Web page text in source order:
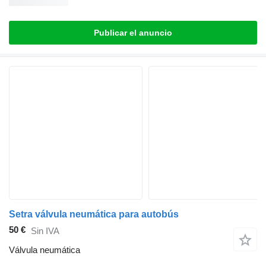
Publicar el anuncio
Setra válvula neumática para autobús
50 € Sin IVA
Válvula neumática